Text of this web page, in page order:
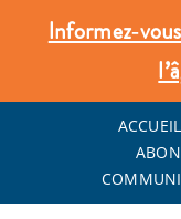
content
ACCUEIL